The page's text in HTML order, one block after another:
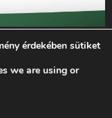
évi működésének
sz. támogatási
támogatta az
érdekében sütiket
we are using or